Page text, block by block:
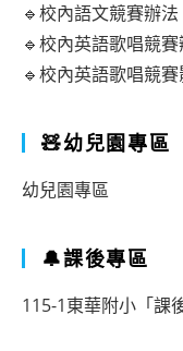
🔹校內語文競賽辦法
🔹校內英語歌唱競賽
🔹校內英語歌唱競賽
🧸幼兒園專區
幼兒園專區
🔔課後專區
115-1東華附小「課